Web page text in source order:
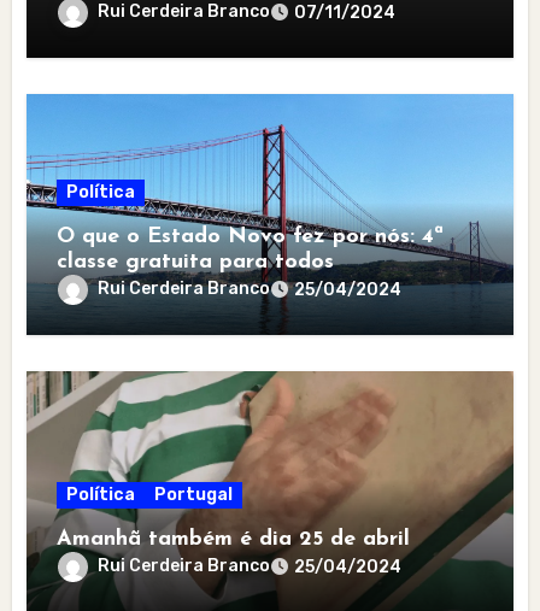
Rui Cerdeira Branco 07/11/2024
Política
O que o Estado Novo fez por nós: 4ª
classe gratuita para todos
Rui Cerdeira Branco 25/04/2024
Política Portugal
Amanhã também é dia 25 de abril
Rui Cerdeira Branco 25/04/2024